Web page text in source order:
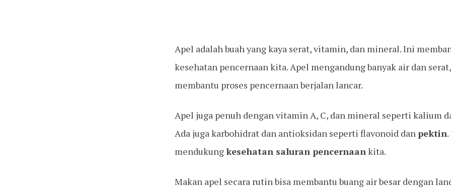
Apel adalah buah yang kaya serat, vitamin, dan mineral. Ini
kesehatan pencernaan kita. Apel mengandung banyak air dan
membantu proses pencernaan berjalan lancar.
Apel juga penuh dengan vitamin A, C, dan mineral seperti kalium
Ada juga karbohidrat dan antioksidan seperti flavonoid dan pektin
mendukungkesehatan saluran pencernaankita.
Makan apel secara rutin bisa membantu buang air besar dengan